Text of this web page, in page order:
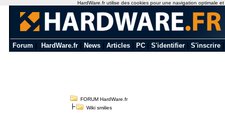
Forum HardWare.fr News Articles PC S'identifier S'inscrire
FORUM HardWare.fr
Wiki smilies
HardWare.fr utilise des cookies pour une navigation optimale